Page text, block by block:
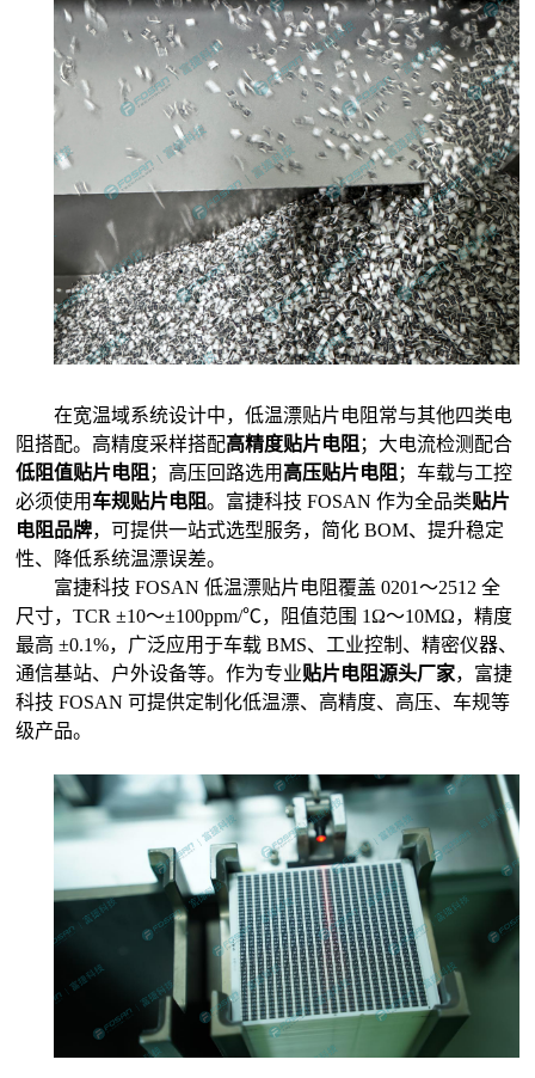
在宽温域系统设计中，低温漂贴片电阻常与其他四类电
阻搭配。高精度采样搭配高精度贴片电阻 ；大电流检测配合
低阻值贴片电阻 ；高压回路选用 高压贴片电阻 ；车载与工控
必须使用 车规贴片电阻。富捷科技 FOSAN 作为全品类贴片
电阻品牌，可提供一站式选型服务，简化 BOM、提升稳定
性、降低系统温漂误差。
富捷科技 FOSAN 低温漂贴片电阻覆盖 0201～2512 全
尺寸，TCR ±10～±100ppm/℃，阻值范围 1Ω～10MΩ，精度
最高 ±0.1%，广泛应用于车载 BMS、工业控制、精密仪器、
通信基站、户外设备等。作为专业贴片电阻源头厂家，富捷
科技 FOSAN 可提供定制化低温漂、高精度、高压、车规等
级产品。